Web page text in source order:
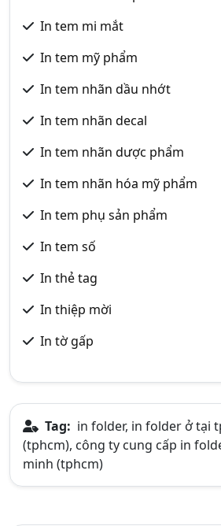
In tem mi mắt
In tem mỹ phẩm
In tem nhãn dầu nhớt
In tem nhãn decal
In tem nhãn dược phẩm
In tem nhãn hóa mỹ phẩm
In tem phụ sản phẩm
In tem số
In thẻ tag
In thiệp mời
In tờ gấp
Tag: in folder, in folder ở tại
(tphcm), công ty cung cấp in
minh (tphcm)